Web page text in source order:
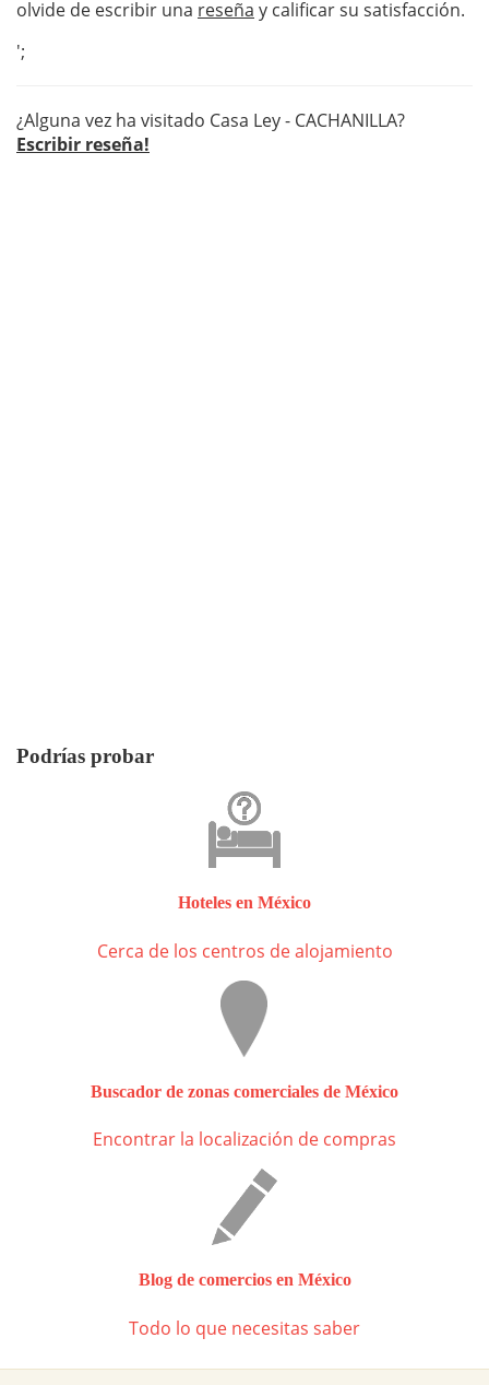
olvide de escribir una reseña y calificar su satisfacción.
';
¿Alguna vez ha visitado Casa Ley - CACHANILLA?
Escribir reseña!
Podrías probar
Hoteles en México
Cerca de los centros de alojamiento
Buscador de zonas comerciales de México
Encontrar la localización de compras
Blog de comercios en México
Todo lo que necesitas saber